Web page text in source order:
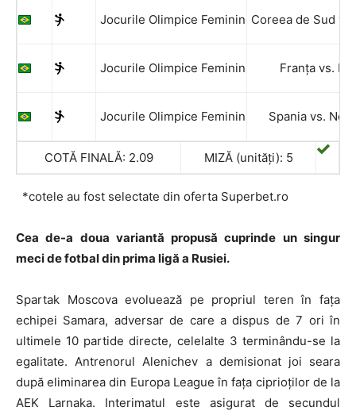
Jocurile Olimpice Feminin Coreea de Sud
Jocurile Olimpice Feminin Franța vs.
Jocurile Olimpice Feminin Spania vs.
COTĂ FINALĂ: 2.09 MIZĂ (unități): 5
*cotele au fost selectate din oferta Superbet.ro
Cea de-a doua variantă propusă cuprinde un singur
meci de fotbal din prima ligă a Rusiei.
Spartak Moscova evoluează pe propriul teren în fața
echipei Samara, adversar de care a dispus de 7 ori în
ultimele 10 partide directe, celelalte 3 terminându-se la
egalitate. Antrenorul Alenichev a demisionat joi seara
după eliminarea din Europa League în fața ciprioților de la
AEK Larnaka. Interimatul este asigurat de secundul